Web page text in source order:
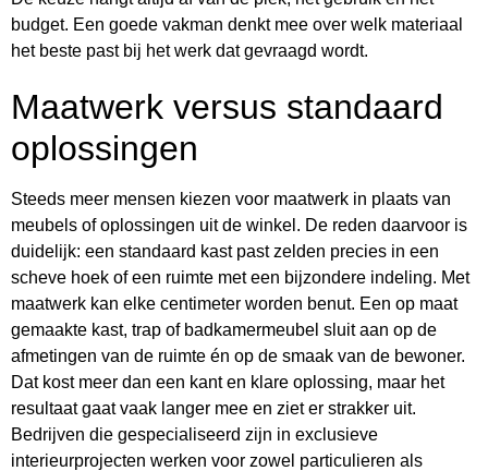
budget. Een goede vakman denkt mee over welk materiaal
het beste past bij het werk dat gevraagd wordt.
Maatwerk versus standaard
oplossingen
Steeds meer mensen kiezen voor maatwerk in plaats van
meubels of oplossingen uit de winkel. De reden daarvoor is
duidelijk: een standaard kast past zelden precies in een
scheve hoek of een ruimte met een bijzondere indeling. Met
maatwerk kan elke centimeter worden benut. Een op maat
gemaakte kast, trap of badkamermeubel sluit aan op de
afmetingen van de ruimte én op de smaak van de bewoner.
Dat kost meer dan een kant en klare oplossing, maar het
resultaat gaat vaak langer mee en ziet er strakker uit.
Bedrijven die gespecialiseerd zijn in exclusieve
interieurprojecten werken voor zowel particulieren als